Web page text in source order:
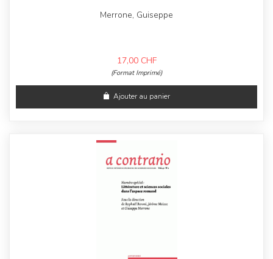
Merrone, Guiseppe
17,00 CHF
(Format Imprimé)
Ajouter au panier